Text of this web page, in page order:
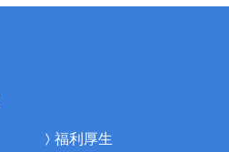
福利厚生